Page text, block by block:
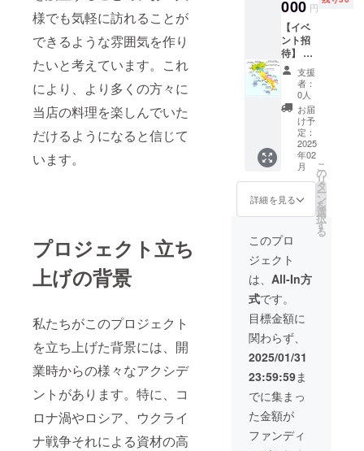
様でも気軽に訪れることが
できるような雰囲気を作り
たいと考えています。これ
により、より多くの方々に
当店の料理を楽しんでいた
だけるようになると信じて
います。
プロジェクト立ち
上げの背景
私たちがこのプロジェクト
を立ち上げた背景には、開
業時からの様々なアクシデ
ントがあります。特に、コ
ロナ渦やロシア、ウクライ
ナ戦争それによる資材の高
に御支
援を頂
いた事
と確認
のため
にお名
前をお
伝えく
ださ
い。 な
お 「20
歳未満
の者に
よる飲
酒は法
令で禁
す。20
の方に
はお酒
の提供
ができ
ませ
ん。」
場合に
よって
証明の
提示を
お願い
する場
合がご
ざいま
利用が
可能で
す。 ・
現金へ
の交換
はでき
ませ
ん。お
つりは
でませ
ん。 ・
初回来
店時に
お渡し
いたし
フにク
ラウド
ファン
ディン
グで支
援をし
た旨を
お声掛
けくだ
さい。
・有効
期間：
2025年
3月1
日〜
2025年
12月31
000 円
【イベ
ント招
待】 イ
タリア
旅行に
行くよ
うに州
をテー
マにし
て、郷
土料理
とワイ
ンのペ
アリン
グ食事
会に招
待しま
す 使用
期限は
2026年
12月末
日と致
しま
す。 ・
日程：
不定期
にて2月
に1回
ペース
で開催
致しま
す ・場
所：沖
支援
者：
0人
お届
け予
定：
2025
年02
月
詳細を見る
こ
の
リ
タ
ー
ン
を
選
択
す
る
このプロ
ジェクト
は、 All-In方
式です。
目標金額に
関わらず、
2025/01/31
23:59:59ま
でに集まっ
た金額が
ファンディ